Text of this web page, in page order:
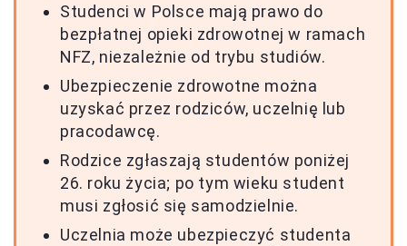
Studenci w Polsce mają prawo do
bezpłatnej opieki zdrowotnej w ramach
NFZ, niezależnie od trybu studiów.
Ubezpieczenie zdrowotne można
uzyskać przez rodziców, uczelnię lub
pracodawcę.
Rodzice zgłaszają studentów poniżej
26. roku życia; po tym wieku student
musi zgłosić się samodzielnie.
Uczelnia może ubezpieczyć studenta